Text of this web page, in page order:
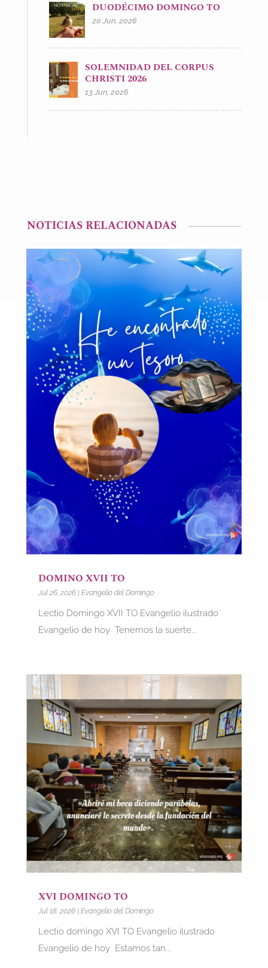
DUODÉCIMO DOMINGO TO
20 Jun, 2026
SOLEMNIDAD DEL CORPUS
CHRISTI 2026
13 Jun, 2026
NOTICIAS RELACIONADAS
DOMINO XVII TO
Jul 26, 2026| Evangelio del Domingo
Lectio Domingo XVII TO Evangelio ilustrado
Evangelio de hoy Tenemos la suerte...
XVI DOMINGO TO
Jul 18, 2026| Evangelio del Domingo
Lectio domingo XVI TO Evangelio ilustrado
Evangelio de hoy Estamos tan...